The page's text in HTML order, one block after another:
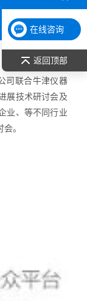
会收官
司联合牛津仪器
展技术研讨会及
业、等不同行业
。
在线咨询
返回顶部